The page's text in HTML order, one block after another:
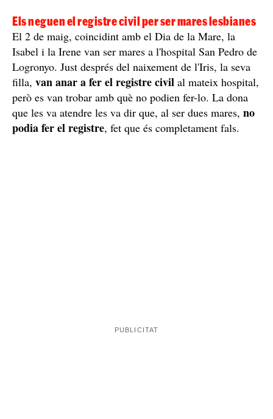
Els neguen el registre civil per ser mares lesbianes
El 2 de maig, coincidint amb el Dia de la Mare, la
Isabel i la Irene van ser mares a l'hospital San Pedro de
Logronyo. Just després del naixement de l'Iris, la seva
filla, van anar a fer el registre civil al mateix hospital,
però es van trobar amb què no podien fer-lo. La dona
que les va atendre les va dir que, al ser dues mares, no
podia fer el registre, fet que és completament fals.